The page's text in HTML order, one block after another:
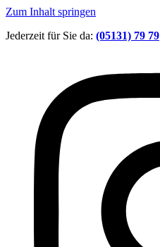
Zum Inhalt springen
Jederzeit für Sie da: (05131) 79 79